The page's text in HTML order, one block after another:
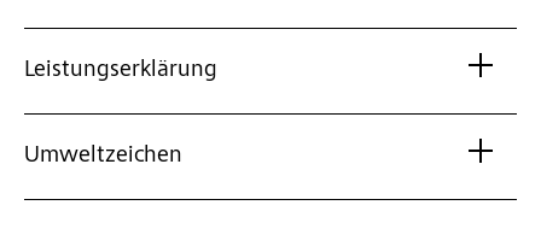
Leistungserklärung
Umweltzeichen